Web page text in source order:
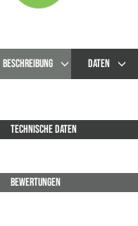
BESCHREIBUNG DATEN
TECHNISCHE DATEN
BEWERTUNGEN